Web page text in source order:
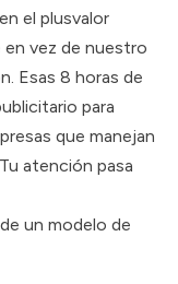
el plusvalor
vez de nuestro
Esas 8 horas de
para
que manejan
atención pasa
un modelo de